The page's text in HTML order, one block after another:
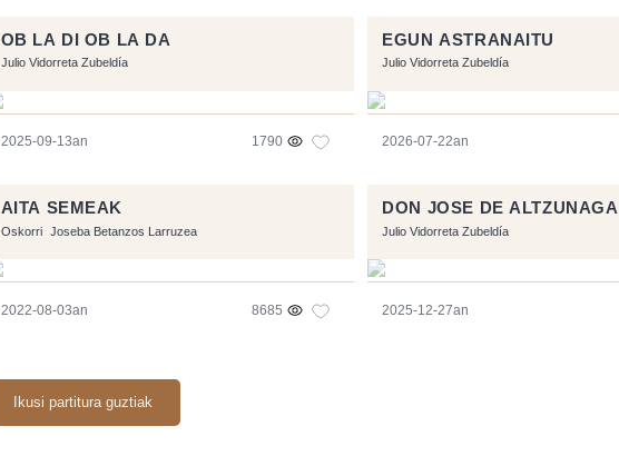
OB LA DI OB LA DA
Julio Vidorreta Zubeldía
2025-09-13an 1790
EGUN ASTRANAITU
Julio Vidorreta Zubeldía
2026-07-22an
AITA SEMEAK
Oskorri Joseba Betanzos Larruzea
2022-08-03an 8685
DON JOSE DE ALTZUNAGA
Julio Vidorreta Zubeldía
2025-12-27an
Ikusi partitura guztiak